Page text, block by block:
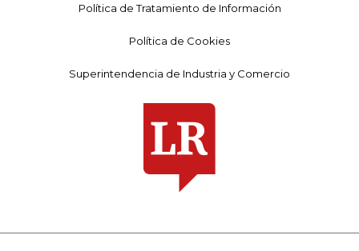
Política de Tratamiento de Información
Política de Cookies
Superintendencia de Industria y Comercio